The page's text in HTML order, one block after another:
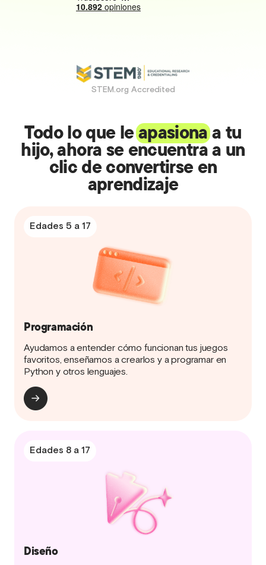
STEM.org Accredited
Todo lo que leapasionaa tu
hijo, ahora se encuentra a un
clic de convertirse en
aprendizaje
Edades 5 a 17
Programación
Ayudamos a entender cómo funcionan tus juegos
favoritos, enseñamos a crearlos y a programar en
Python y otros lenguajes.
Edades 8 a 17
Diseño